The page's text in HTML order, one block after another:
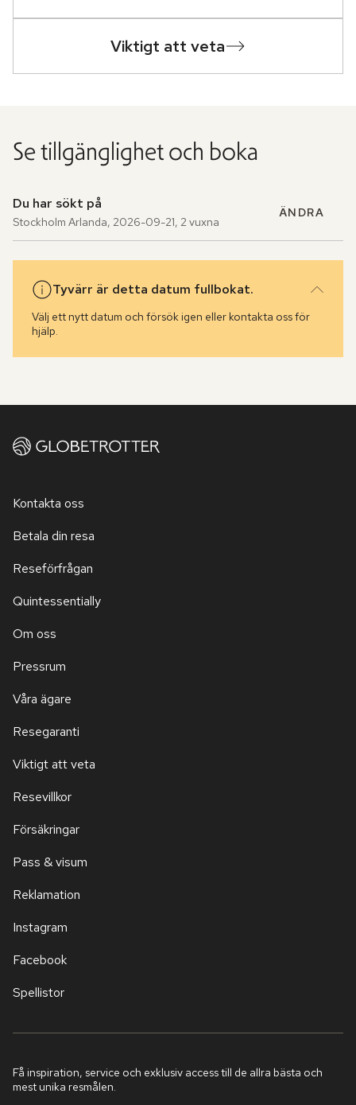
Viktigt att veta
Se tillgänglighet och boka
Du har sökt på
Stockholm Arlanda, 2026-09-21, 2 vuxna
ÄNDRA
Tyvärr är detta datum fullbokat.
Välj ett nytt datum och försök igen eller kontakta oss för
hjälp.
Kontakta oss
Betala din resa
Reseförfrågan
Quintessentially
Om oss
Pressrum
Våra ägare
Resegaranti
Viktigt att veta
Resevillkor
Försäkringar
Pass & visum
Reklamation
Instagram
Facebook
Spellistor
Få inspiration, service och exklusiv access till de allra bästa och
mest unika resmålen.